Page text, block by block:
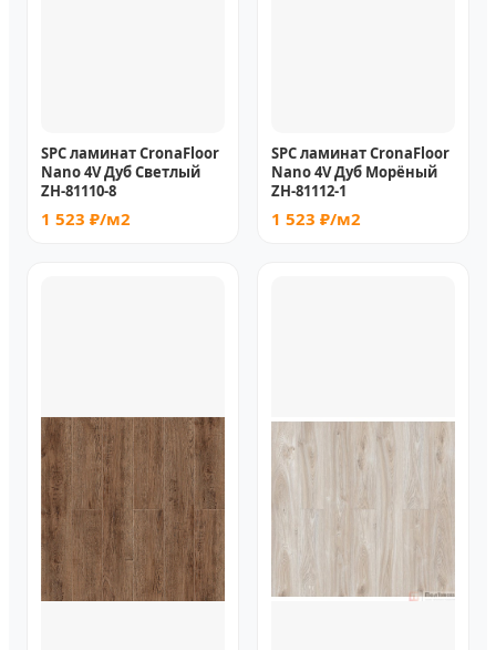
SPC ламинат CronaFloor
Nano 4V Дуб Светлый
ZH-81110-8
1 523 ₽/м2
SPC ламинат CronaFloor
Nano 4V Дуб Морёный
ZH-81112-1
1 523 ₽/м2